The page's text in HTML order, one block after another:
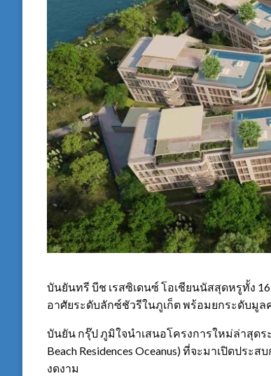
บันยันทรี บีช เรสซิเดนซ์ โอเชียนนัสสุดหรูทั้ง
อาศัยระดับลักซ์ชัวรีในภูเก็ต พร้อมยกระดับมู
บันยัน กรุ๊ป ภูมิใจนำเสนอโครงการใหม่ล่าสุดร
Beach Residences Oceanus) ที่จะมาเปิดปร
งดงาม